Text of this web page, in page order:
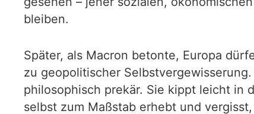
bleiben.
Später, als Macron betonte, Europa
zu geopolitischer
philosophisch prekär. Sie kippt leicht in
selbst zum Maßstab erhebt und